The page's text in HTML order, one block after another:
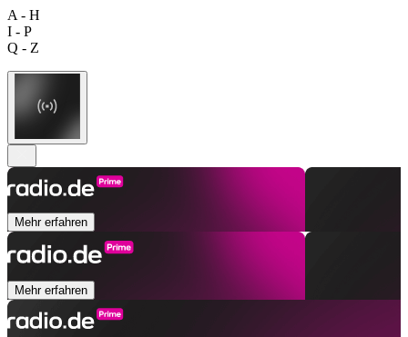
A - H
I - P
Q - Z
Mehr erfahren
Mehr erfahren